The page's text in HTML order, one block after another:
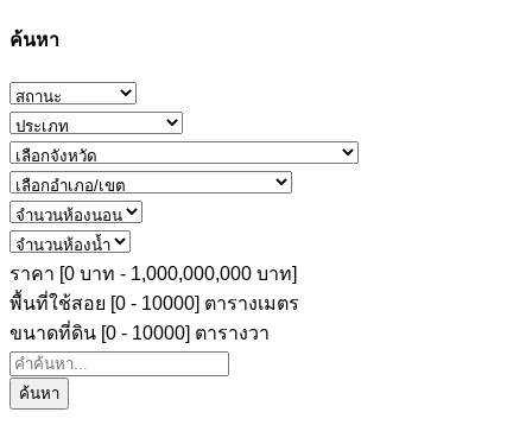
ค้นหา
ราคา [0 บาท - 1,000,000,000 บาท]
พื้นที่ใช้สอย [0 - 10000] ตารางเมตร
ขนาดที่ดิน [0 - 10000] ตารางวา
ค้นหา